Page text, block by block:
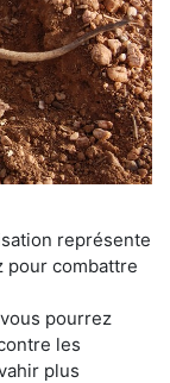
représente
pour combattre
pourrez
les
plus